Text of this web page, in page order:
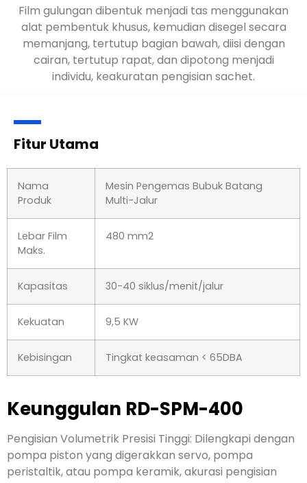
Film gulungan dibentuk menjadi tas menggunakan
alat pembentuk khusus, kemudian disegel secara
memanjang, tertutup bagian bawah, diisi dengan
cairan, tertutup rapat, dan dipotong menjadi
individu, keakuratan pengisian sachet.
Fitur Utama
Nama
Mesin Pengemas Bubuk Batang
Lebar Film
Kapasitas 30-40 siklus/menit/jalur
Kebisingan Tingkat keasaman < 65DBA
Keunggulan RD-SPM-400
Pengisian Volumetrik Presisi Tinggi: Dilengkapi dengan
pompa piston yang digerakkan servo, pompa